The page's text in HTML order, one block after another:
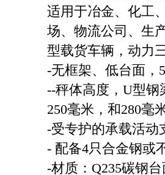
适用于冶金、化工
场、物流公司、生
型载货车辆，动力
-无框架、低台面，
--秤体高度，U型钢
250毫米，和280毫
-受专护的承载活动
- 配备4只合金钢或
-材质：Q235碳钢